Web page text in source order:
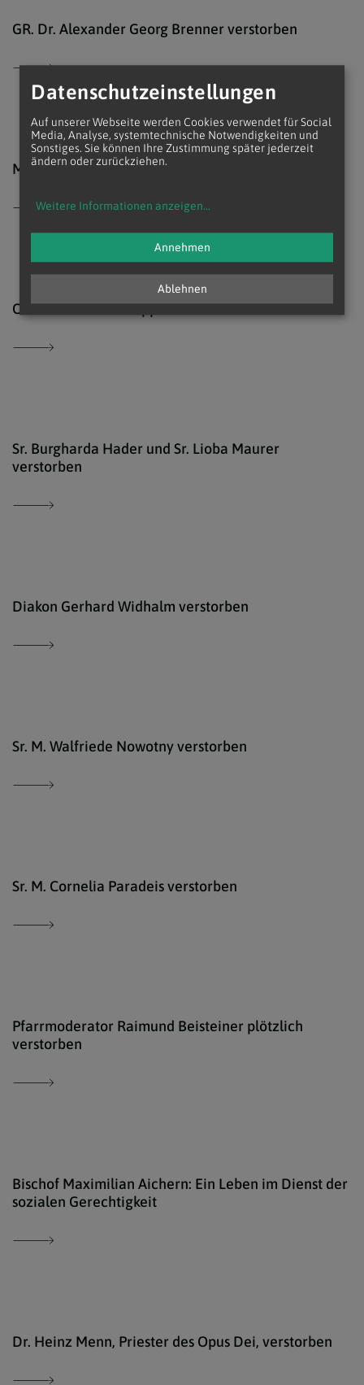
GR. Dr. Alexander Georg Brenner verstorben
Msgr. Herbert Samm verstorben
OStR.Dr Herbert Stappen verstorben
Sr. Burgharda Hader und Sr. Lioba Maurer
verstorben
Diakon Gerhard Widhalm verstorben
Sr. M. Walfriede Nowotny verstorben
Sr. M. Cornelia Paradeis verstorben
Pfarrmoderator Raimund Beisteiner plötzlich
verstorben
Bischof Maximilian Aichern: Ein Leben im Dienst der
sozialen Gerechtigkeit
Dr. Heinz Menn, Priester des Opus Dei, verstorben
Datenschutzeinstellungen
Auf unserer Webseite werden Cookies verwendet für Social
Media, Analyse, systemtechnische Notwendigkeiten und
Sonstiges. Sie können Ihre Zustimmung später jederzeit
ändern oder zurückziehen.
Weitere Informationen anzeigen...
Ablehnen
Annehmen